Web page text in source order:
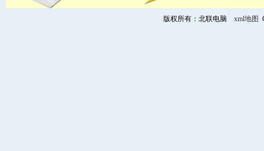
版权所有：北联电脑 xml地图